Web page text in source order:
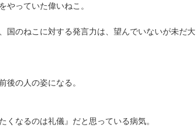
やっていた偉いねこ。
国のねこに対する発言力は、望んでいないが未だ大
後の人の姿になる。
なるのは礼儀』だと思っている病気。